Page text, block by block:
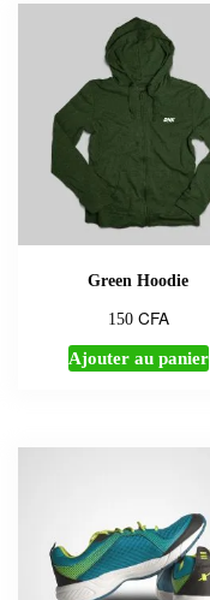
Green Hoodie
150 CFA
Ajouter au panier